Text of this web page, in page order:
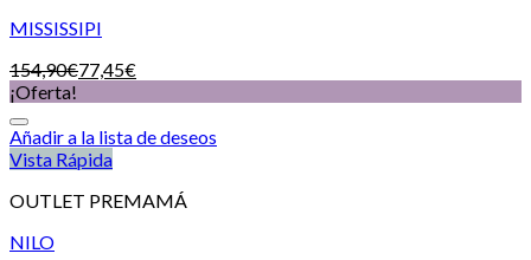
MISSISSIPI
154,90€77,45€
¡Oferta!
Añadir a la lista de deseos
Vista Rápida
OUTLET PREMAMÁ
NILO